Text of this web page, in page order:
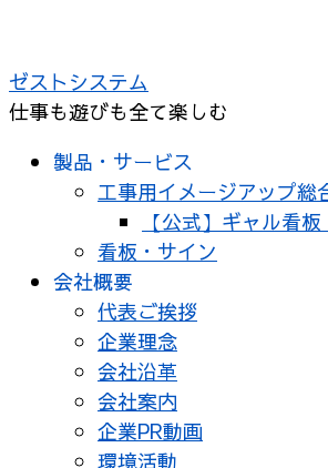
テ
ン
ゼストシステム
仕事も遊びも全て楽しむ
製品・サービス
工事用イメージアップ総
【公式】ギャル看
看板・サイン
会社概要
代表ご挨拶
企業理念
会社沿革
会社案内
企業PR動画
環境活動